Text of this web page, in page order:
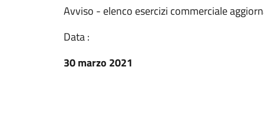
Avviso - elenco esercizi commerciale
Data :
30 marzo 2021